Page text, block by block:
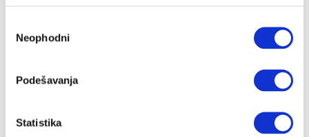
сагласности
Neophodni
Podešavanja
Statistika